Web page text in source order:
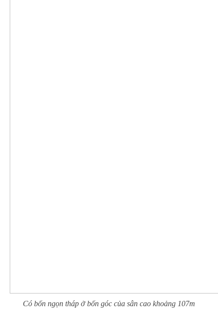
Có bốn ngọn tháp ở bốn góc của sân cao khoảng 107m